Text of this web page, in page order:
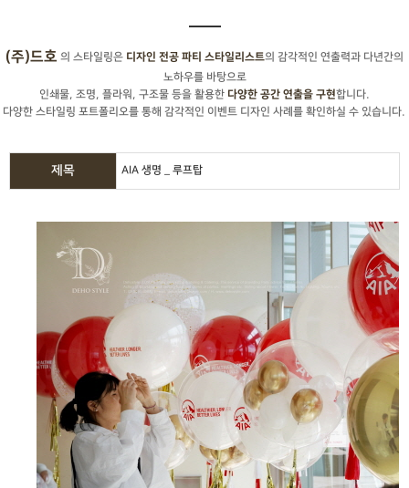
(주)드호 의 스타일링은 디자인 전공 파티 스타일리스트의 감각적인 연출력과 다년간의
노하우를 바탕으로
인쇄물, 조명, 플라워, 구조물 등을 활용한 다양한 공간 연출을 구현합니다.
다양한 스타일링 포트폴리오를 통해 감각적인 이벤트 디자인 사례를 확인하실 수 있습니다.
제목 AIA 생명 _ 루프탑